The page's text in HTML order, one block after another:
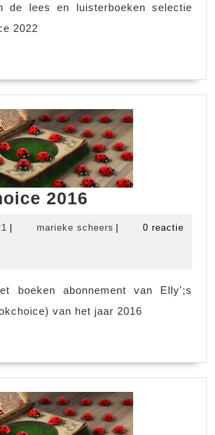
de lees en luisterboeken selectie
2022
2016
2016
7
marieke scheers marieke0 reactie
boeken abonnement van Elly';s
van het jaar 2016